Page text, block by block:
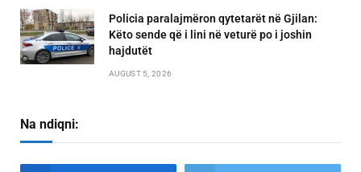
Policia paralajmëron qytetarët në Gjilan:
Këto sende që i lini në veturë po i joshin
hajdutët
AUGUST 5, 2026
Na ndiqni: